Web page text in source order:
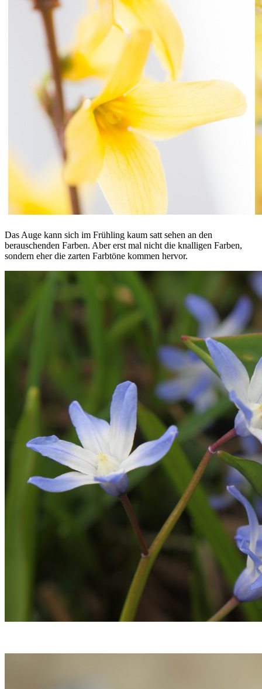
Das Auge kann sich im Frühling kaum satt sehen an den
berauschenden Farben. Aber erst mal nicht die knalligen Farben,
sondern eher die zarten Farbtöne kommen hervor.